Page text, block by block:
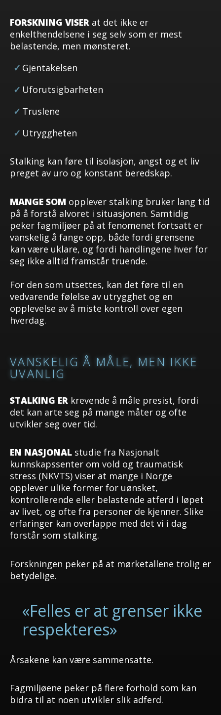
FORSKNING VISER at det ikke er
enkelthendelsene i seg selv som er mest
belastende, men mønsteret.
Gjentakelsen
Uforutsigbarheten
Truslene
Utryggheten
Stalking kan føre til isolasjon, angst og et liv
preget av uro og konstant beredskap.
MANGE SOM opplever stalking bruker lang tid
på å forstå alvoret i situasjonen. Samtidig
peker fagmiljøer på at fenomenet fortsatt er
vanskelig å fange opp, både fordi grensene
kan være uklare, og fordi handlingene hver for
seg ikke alltid framstår truende.
For den som utsettes, kan det føre til en
vedvarende følelse av utrygghet og en
opplevelse av å miste kontroll over egen
hverdag.
VANSKELIG Å MÅLE, MEN IKKE
UVANLIG
STALKING ER krevende å måle presist, fordi
det kan arte seg på mange måter og ofte
utvikler seg over tid.
EN NASJONAL studie fra Nasjonalt
kunnskapssenter om vold og traumatisk
stress (NKVTS) viser at mange i Norge
opplever ulike former for uønsket,
kontrollerende eller belastende atferd i løpet
av livet, og ofte fra personer de kjenner. Slike
erfaringer kan overlappe med det vi i dag
forstår som stalking.
Forskningen peker på at mørketallene trolig er
betydelige.
«Felles er at grenser ikke
respekteres»
Årsakene kan være sammensatte.
Fagmiljøene peker på flere forhold som kan
bidra til at noen utvikler slik adferd.